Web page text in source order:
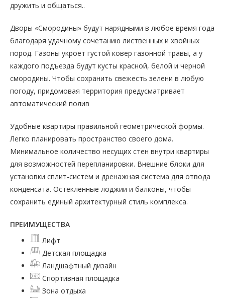
дружить и общаться..
Дворы «Смородины» будут нарядными в любое время года
благодаря удачному сочетанию лиственных и хвойных
пород. Газоны укроет густой ковер газонной травы, а у
каждого подъезда будут кусты красной, белой и черной
смородины. Чтобы сохранить свежесть зелени в любую
погоду, придомовая территория предусматривает
автоматический полив
Удобные квартиры правильной геометрической формы.
Легко планировать пространство своего дома.
Минимальное количество несущих стен внутри квартиры
для возможностей перепланировки. Внешние блоки для
установки сплит-систем и дренажная система для отвода
конденсата. Остекленные лоджии и балконы, чтобы
сохранить единый архитектурный стиль комплекса.
ПРЕИМУЩЕСТВА
Лифт
Детская площадка
Ландшафтный дизайн
Спортивная площадка
Зона отдыха